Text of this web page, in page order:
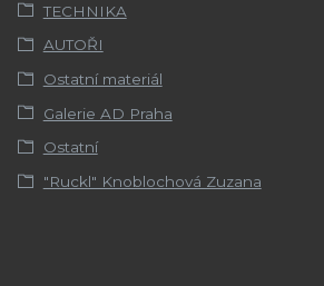
TECHNIKA
AUTOŘI
Ostatní materiál
Galerie AD Praha
Ostatní
"Ruckl" Knoblochová Zuzana